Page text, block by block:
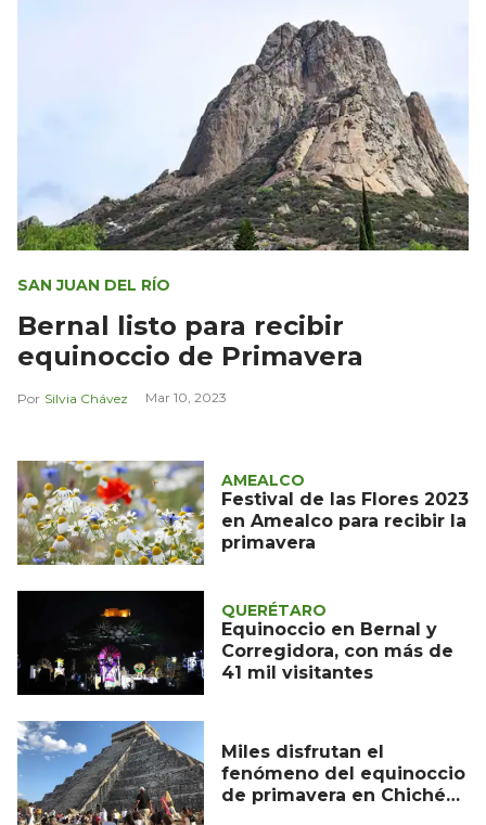
SAN JUAN DEL RÍO
Bernal listo para recibir
equinoccio de Primavera
Silvia Chávez Mar 10, 2023
AMEALCO
Festival de las Flores 2023
en Amealco para recibir la
primavera
QUERÉTARO
Equinoccio en Bernal y
Corregidora, con más de
41 mil visitantes
Miles disfrutan el
fenómeno del equinoccio
de primavera en Chichén